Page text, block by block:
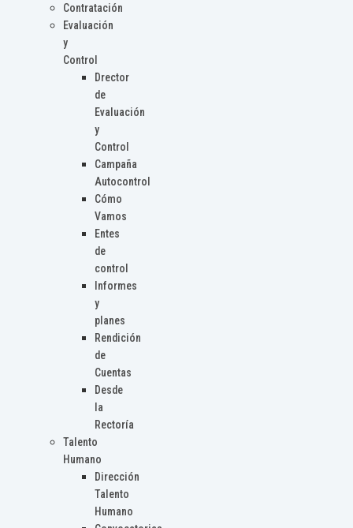
Contratación
Evaluación
y
Control
Drector
de
Evaluación
y
Control
Campaña
Autocontrol
Cómo
Vamos
Entes
de
control
Informes
y
planes
Rendición
de
Cuentas
Desde
la
Rectoría
Talento
Humano
Dirección
Talento
Humano